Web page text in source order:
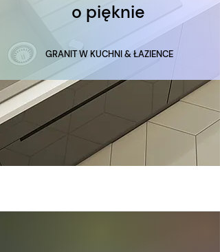
o pięknie
GRANIT W KUCHNI & ŁAZIENCE